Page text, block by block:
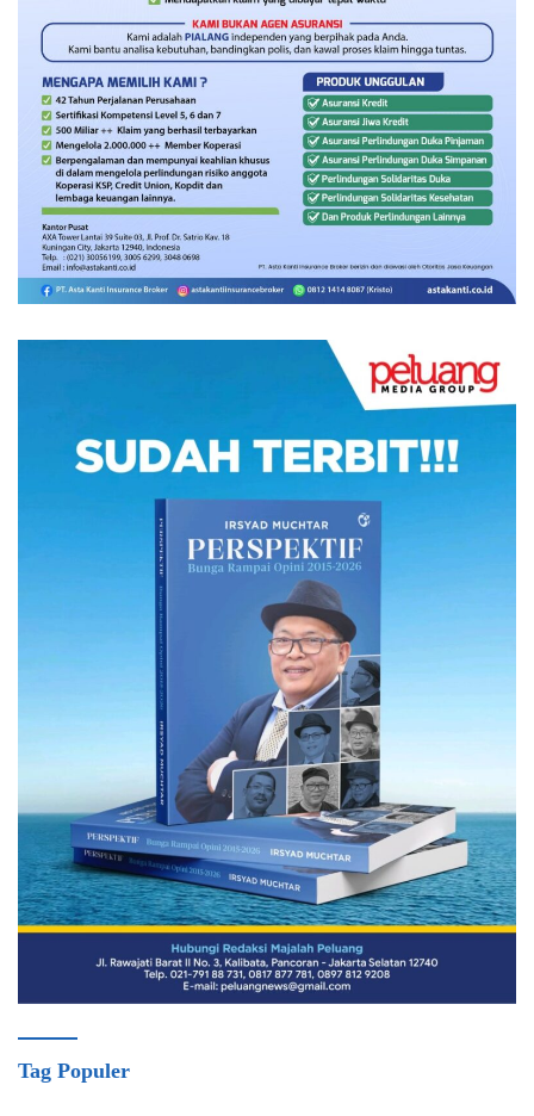
Tag Populer